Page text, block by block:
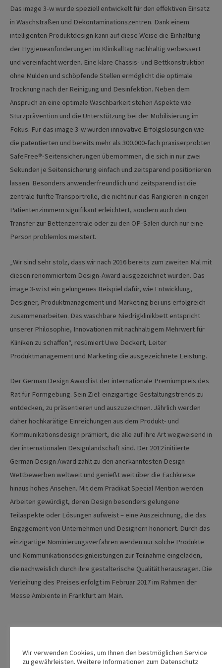
Das image 3-w wurde speziell entwickelt für den effektiven Einsatz
in Waschstraßen und Dekontaminationszentren. Dank einem
intelligenten Produktdesign kann auf diese Weise die Einhaltung
der Hygieneanforderungen im Klinikalltag nachhaltig verbessert
und vereinfacht werden. Eine klare Chassis- und Bettkonstruktion
ohne Mulden und schöpfende Stellen ermöglicht die optimale
Trocknung nach der Reinigung und Desinfektion. Neben dem
Anspruch an eine optimale Waschbarkeit stehen Aspekte wie
Sturzprävention und die Unterstützung bei der Mobilisierung im
Fokus. Für das image 3-w wurden innovative Erfolgslösungen wie
die patentierten und bereits mehr als 300.000-fach praxiserprobten
SafeFree®-Seitensicherungen übernommen, die sich in nur zwei
Sekunden je Seitensicherung einfach und zeitsparend positionieren
lassen. Besonders anwenderfreundlich und zeitsparend ist die
zentrale fünfte Transportrolle, die nicht nur das Rangieren in engen
Patientenzimmern signifikant erleichtert, sondern auch den
Transfer zur Bettenzentrale oder zu den OP-Sälen durch nur eine
Person problemlos meistert.
„Wir sind sehr stolz, dass wir nach 2016 bereits zum zweiten Mal mit
diesen renommiertem Design-Award ausgezeichnet wurden. Das
image 3-w ist ein gelungenes Beispiel dafür, wie Entwicklung,
Designer, Produktmanagement und Marketing bei uns erfolgreich
zusammenarbeiten. Das waschbare Niedrigklinikbett entspricht
unserer Philosophie, Innovationen mit nachhaltigem Mehrwert für
Kliniken zu schaffen“, resümiert Uwe Deckert, Leiter
Produktmanagement und Marketing die ausgezeichnete Leistung.
Der German Design Award ist der internationale Premiumpreis des
Rat für Formgebung. Sein Ziel: einzigartige Gestaltungstrends zu
entdecken, zu präsentieren und auszuzeichnen. Jährlich werden
daher hochkarätige Einreichungen aus dem Produkt- und
Kommunikationsdesign prämiert, die alle auf ihre Art wegweisend in
der internationalen Designlandschaft sind. Der 2012 initiierte
German Design Award zählt zu den anerkanntesten Design-
Wettbewerben weltweit und genießt weit über die Fachkreise
hinaus hohes Ansehen. Mit dem Prädikat Special Mention werden
Arbeiten gewürdigt, deren Design besonders gelungene
Teilaspekte oder Lösungen aufweist – eine Auszeichnung, die das
Engagement von Unternehmen und Designern honoriert. Durch das
einzigartige Nominierungsverfahren werden nur solche Produkte
und Kommunikationsdesignleistungen zur Teilnahme eingeladen,
die nachweislich durch ihre gestalterische Qualität herausragen. Die
Verleihung des Preises erfolgt im Februar 2017 im Rahmen der
Messe Ambiente in Frankfurt am Main.
Wir verwenden Cookies, um Ihnen den bestmöglichen Service
zu gewährleisten. Weitere Informationen zum Datenschutz